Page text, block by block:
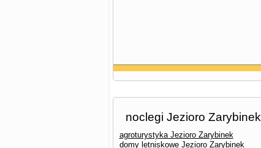
noclegi Jezioro Zarybinek
agroturystyka Jezioro Zarybinek
domy letniskowe Jezioro Zarybinek